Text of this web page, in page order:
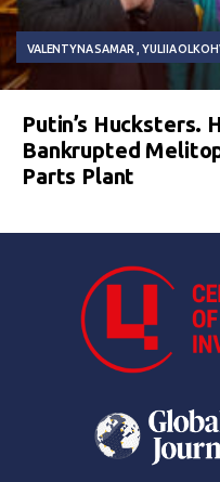
VALENTYNA SAMAR YULIIA
Putin’s Hucksters.
Bankrupted
Parts Plant